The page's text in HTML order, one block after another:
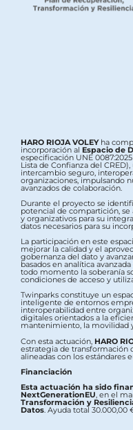
HARO RIOJA VOLEYha
incorporación al Espacio de
especificación UNE
Lista de Confianza del
intercambio seguro,
organizaciones, impulsando
avanzados de colaboración.
Durante el proyecto se
potencial de compartición, se
y organizativos para su
datos necesarios para su
La participación en este
mejorar la calidad y el
gobernanza del dato y
basados en analítica
todo momento la soberanía
condiciones de acceso y
Twinparks constituye un
inteligente de entornos
interoperabilidad entre
digitales orientados a la
mantenimiento, la movilidad
Con esta actuación, HARO
estrategia de transformación
alineadas con los estándares
Financiación
Esta actuación ha sido
NextGenerationEU, en el
Transformación y
Datos. Ayuda total 30.000,00